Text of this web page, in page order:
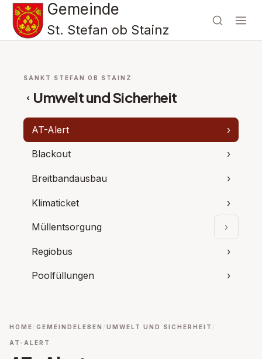
Gemeinde
St. Stefan ob Stainz
SANKT STEFAN OB STAINZ
‹ Umwelt und Sicherheit
AT-Alert ›
Blackout ›
Breitbandausbau ›
Klimaticket ›
Müllentsorgung ›
Regiobus
›
Poolfüllungen ›
HOME GEMEINDELEBEN UMWELT UND SICHERHEIT
AT-ALERT